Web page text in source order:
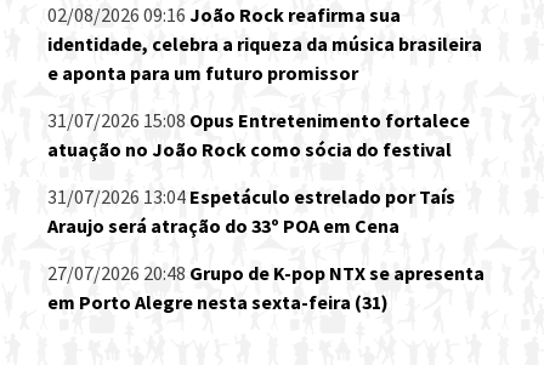
02/08/2026 09:16 João Rock reafirma sua
identidade, celebra a riqueza da música brasileira
e aponta para um futuro promissor
31/07/2026 15:08 Opus Entretenimento fortalece
atuação no João Rock como sócia do festival
31/07/2026 13:04 Espetáculo estrelado por Taís
Araujo será atração do 33º POA em Cena
27/07/2026 20:48 Grupo de K-pop NTX se apresenta
em Porto Alegre nesta sexta-feira (31)